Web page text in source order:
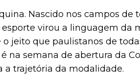
Nascido nos campos de
virou a linguagem da
jeito que paulistanos de
na semana de abertura da
a trajetória da modalidade.